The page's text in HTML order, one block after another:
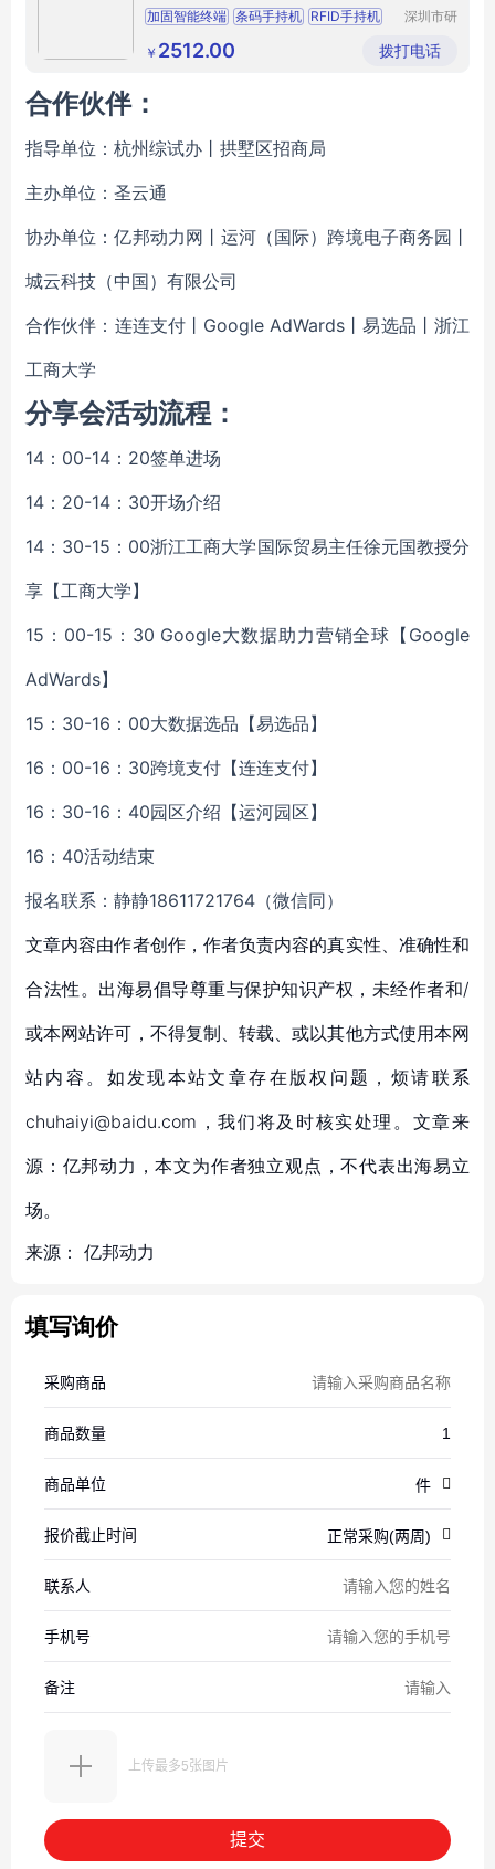
加固智能终端 条码手持机 RFID手持机
PDA
NFC
深圳市研
有限公司
￥ 2512.00 拨打电话
合作伙伴：
指导单位：杭州综试办丨拱墅区招商局
主办单位：圣云通
协办单位：亿邦动力网丨运河（国际）跨境电子商务园丨
城云科技（中国）有限公司
合作伙伴：连连支付丨Google AdWards丨易选品丨浙江
工商大学
分享会活动流程：
14：00-14：20签单进场
14：20-14：30开场介绍
14：30-15：00浙江工商大学国际贸易主任徐元国教授分
享【工商大学】
15：00-15：30 Google大数据助力营销全球【Google
AdWards】
15：30-16：00大数据选品【易选品】
16：00-16：30跨境支付【连连支付】
16：30-16：40园区介绍【运河园区】
16：40活动结束
报名联系：静静18611721764（微信同）
文章内容由作者创作，作者负责内容的真实性、准确性和
合法性。出海易倡导尊重与保护知识产权，未经作者和/
或本网站许可，不得复制、转载、或以其他方式使用本网
站内容。如发现本站文章存在版权问题，烦请联系
chuhaiyi@baidu.com，我们将及时核实处理。文章来
源：亿邦动力，本文为作者独立观点，不代表出海易立
场。
来源： 亿邦动力
填写询价